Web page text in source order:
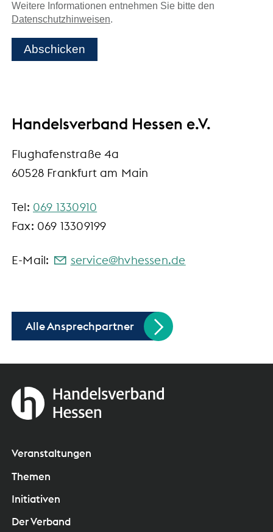
Weitere Informationen entnehmen Sie bitte den
Datenschutzhinweisen.
Abschicken
Handelsverband Hessen e.V.
Flughafenstraße 4a
60528 Frankfurt am Main
Tel: 069 1330910
Fax: 069 13309199
E-Mail: s rv c hvh ss n d
Alle Ansprechpartner
Veranstaltungen
Themen
Initiativen
Der Verband